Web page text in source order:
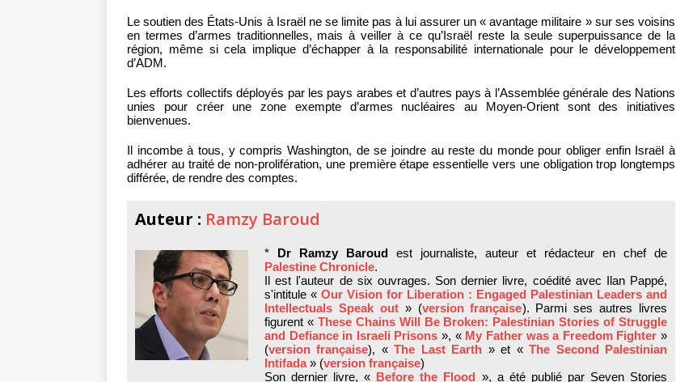
Le soutien des États-Unis à Israël ne se limite pas à lui assurer un « avantage militaire » sur ses voisins
en termes d’armes traditionnelles, mais à veiller à ce qu’Israël reste la seule superpuissance de la
région, même si cela implique d’échapper à la responsabilité internationale pour le développement
d’ADM.
Les efforts collectifs déployés par les pays arabes et d’autres pays à l’Assemblée générale des Nations
unies pour créer une zone exempte d’armes nucléaires au Moyen-Orient sont des initiatives
bienvenues.
Il incombe à tous, y compris Washington, de se joindre au reste du monde pour obliger enfin Israël à
adhérer au traité de non-prolifération, une première étape essentielle vers une obligation trop longtemps
différée, de rendre des comptes.
Auteur : Ramzy Baroud
* Dr Ramzy Baroud est journaliste, auteur et rédacteur en chef de
Palestine Chronicle.
Il est l'auteur de six ouvrages. Son dernier livre, coédité avec Ilan Pappé,
s'intitule «Our Vision for Liberation : Engaged Palestinian Leaders and
Intellectuals Speak out» (version française). Parmi ses autres livres
figurent « These Chains Will Be Broken: Palestinian Stories of Struggle
and Defiance in Israeli Prisons », « My Father was a Freedom Fighter »
(version française), «The Last Earth » et «The Second Palestinian
Intifada» (version française)
Son dernier livre, « Before the Flood », a été publié par Seven Stories